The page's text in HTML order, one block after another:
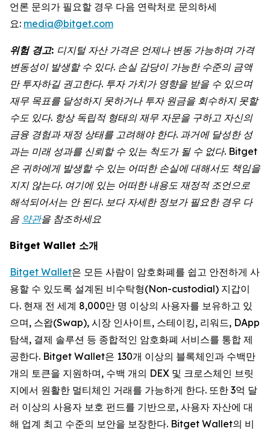
언론 문의가 필요할 경우 다음 연락처로 문의하세
요: media@bitget.com
위험 경고: 디지털 자산 가격은 언제나 변동 가능하며 가격
변동성이 발생할 수 있다. 손실 감당이 가능한 수준의 금액
만 투자하길 권고한다. 투자 가치가 영향을 받을 수 있으며
재무 목표를 달성하지 못하거나 투자 원금을 회수하지 못할
수도 있다. 항상 독립적 형태의 재무 자문을 구하고 자신의
금융 경험과 재정 상태를 고려해야 한다. 과거에 달성한 성
과는 미래 성과를 신뢰할 수 있는 척도가 될 수 없다. Bitget
은 귀하에게 발생할 수 있는 어떠한 손실에 대해서도 책임을
지지 않는다. 여기에 있는 어떠한 내용도 재정적 조언으로
해석되어서는 안 된다. 보다 자세한 정보가 필요한 경우 다
음 약관을 참조하세요
Bitget Wallet 소개
Bitget Wallet은 모든 사람이 암호화폐를 쉽고 안전하게 사
용할 수 있도록 설계된 비수탁형(Non-custodial) 지갑이
다. 현재 전 세계 8,000만 명 이상의 사용자를 보유하고 있
으며, 스왑(Swap), 시장 인사이트, 스테이킹, 리워드, DApp
탐색, 결제 솔루션 등 종합적인 암호화폐 서비스를 통합 제
공한다. Bitget Wallet은 130개 이상의 블록체인과 수백만
개의 토큰을 지원하며, 수백 개의 DEX 및 크로스체인 브릿
지에서 원활한 멀티체인 거래를 가능하게 한다. 또한 3억 달
러 이상의 사용자 보호 펀드를 기반으로, 사용자 자산에 대
해 업계 최고 수준의 보안을 보장한다. Bitget Wallet의 비